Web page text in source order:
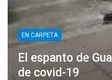
EN CARPETA
El espanto de
de covid-19